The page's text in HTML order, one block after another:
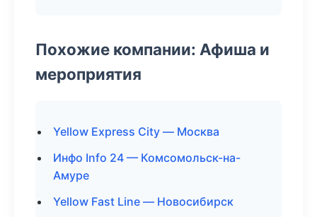
Похожие компании: Афиша и
мероприятия
Yellow Express City — Москва
Инфо Info 24 — Комсомольск-на-
Амуре
Yellow Fast Line — Новосибирск